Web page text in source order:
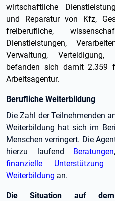
wirtschaftliche
und Reparatur von Kfz,
freiberufliche,
Dienstleistungen,
Verwaltung, Verteidigung,
befanden sich damit 2.359
Arbeitsagentur.
Berufliche Weiterbildung
Die Zahl der Teilnehmenden
Weiterbildung hat sich im
Menschen verringert. Die
hierzu laufend Beratungen,
finanzielle
Weiterbildung an.
Die Situation auf